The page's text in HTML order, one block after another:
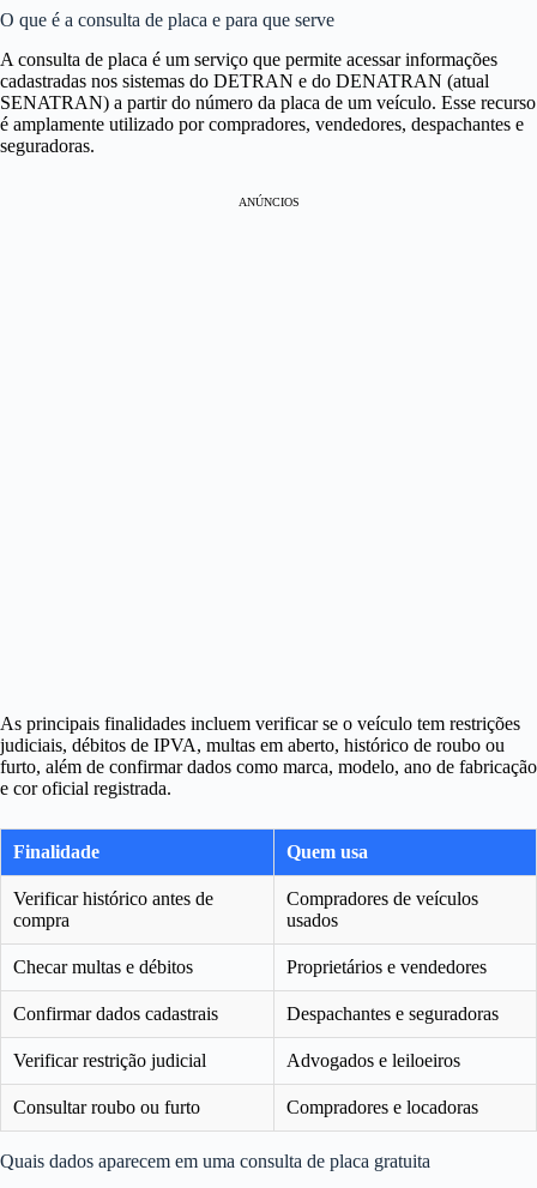
O que é a consulta de placa e para que serve
A consulta de placa é um serviço que permite acessar informações
cadastradas nos sistemas do DETRAN e do DENATRAN (atual
SENATRAN) a partir do número da placa de um veículo. Esse recurso
é amplamente utilizado por compradores, vendedores, despachantes e
seguradoras.
ANÚNCIOS
As principais finalidades incluem verificar se o veículo tem restrições
judiciais, débitos de IPVA, multas em aberto, histórico de roubo ou
furto, além de confirmar dados como marca, modelo, ano de fabricação
e cor oficial registrada.
Finalidade Quem usa
Verificar histórico antes de
compra
Compradores de veículos
usados
Checar multas e débitos Proprietários e vendedores
Confirmar dados cadastrais Despachantes e seguradoras
Verificar restrição judicial Advogados e leiloeiros
Consultar roubo ou furto Compradores e locadoras
Quais dados aparecem em uma consulta de placa gratuita